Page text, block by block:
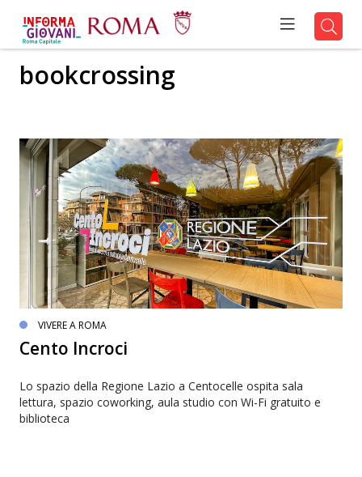
bookcrossing
VIVERE A ROMA
Cento Incroci
Lo spazio della Regione Lazio a Centocelle ospita sala
lettura, spazio coworking, aula studio con Wi-Fi gratuito e
biblioteca